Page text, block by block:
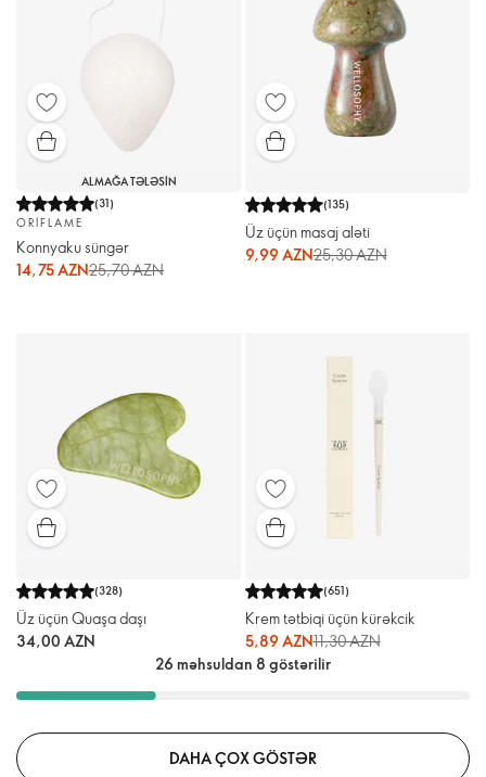
ALMAĞA TƏLƏSIN
(31)
ORIFLAME
Konnyaku süngər
14,75 AZN25,70 AZN
(135)
Üz üçün masaj aləti
9,99 AZN25,30 AZN
(328)
Üz üçün Quaşa daşı
34,00 AZN
(651)
Krem tətbiqi üçün kürəkcik
5,89 AZN11,30 AZN
26 məhsuldan 8 göstərilir
DAHA ÇOX GÖSTƏR